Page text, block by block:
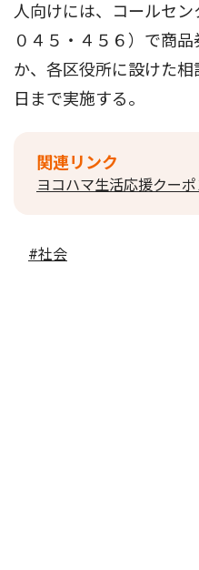
人向けには、コールセン
０４５・４５６）で商
か、各区役所に設けた
日まで実施する。
関連リンク
ヨコハマ生活応援クーポ
#社会